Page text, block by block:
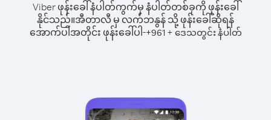
Viber ဖုန်းခေါ်နံပါတ်ကွက်မှ နံပါတ်တစ်ခုကို ဖုန်းခေါ်
နိုင်သည်။အီတာလီ မှ လက်ဘနွန် သို့ ဖုန်းခေါ်ဆိုရန်
အောက်ပါအတိုင်း ဖုန်းခေါ်ပါ-+961+ ဒေသတွင်း နံပါတ်